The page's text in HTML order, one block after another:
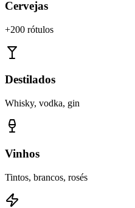
Cervejas
+200 rótulos
Destilados
Whisky, vodka, gin
Vinhos
Tintos, brancos, rosés